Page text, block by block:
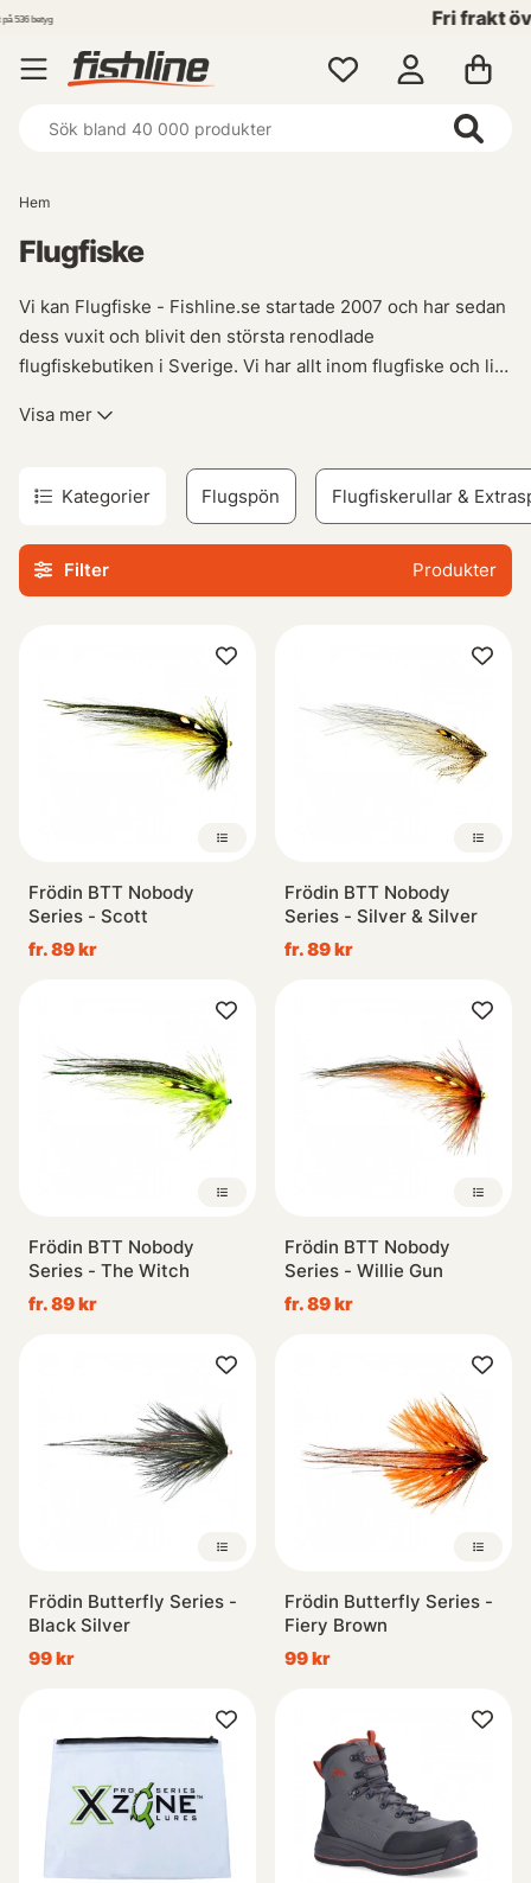
Hem
Flugfiske
Vi kan Flugfiske - Fishline.se startade 2007 och har sedan
dess vuxit och blivit den största renodlade
flugfiskebutiken i Sverige. Vi har allt inom flugfiske och lite
flugfiske, Guideline, Scott, Sage, Rio, Vision, Loop, Ross
flugrulle så lovar vi att vi har nåt som passar dig.
När det
kommer till flugfiske så finns det väldigt mycket utrustning
runtom, förutom spö, lina och rulle så behövs det oftast
mer än så, vi har Vadarbyxor, vadarskor, vadarjackor,
flytringar, flugvästar, väskor i alla dessa former mm. Så
förmodan inte hittar det du söker så vill vi naturligtvis lösa
det, kontakta oss då så ska vi göra allt vi kan för att
tillfredsställa ditt önskemål.
Visa mer
Kategorier Flugspön Flugfiskerullar &
Filter Produkter
Frödin BTT Nobody
Series - Scott
fr. 89 kr
Frödin BTT Nobody
Series - Silver & Silver
fr. 89 kr
Frödin BTT Nobody
Series - The Witch
fr. 89 kr
Frödin BTT Nobody
Series - Willie Gun
fr. 89 kr
Frödin Butterfly Series -
Black Silver
99 kr
Frödin Butterfly Series -
Fiery Brown
99 kr